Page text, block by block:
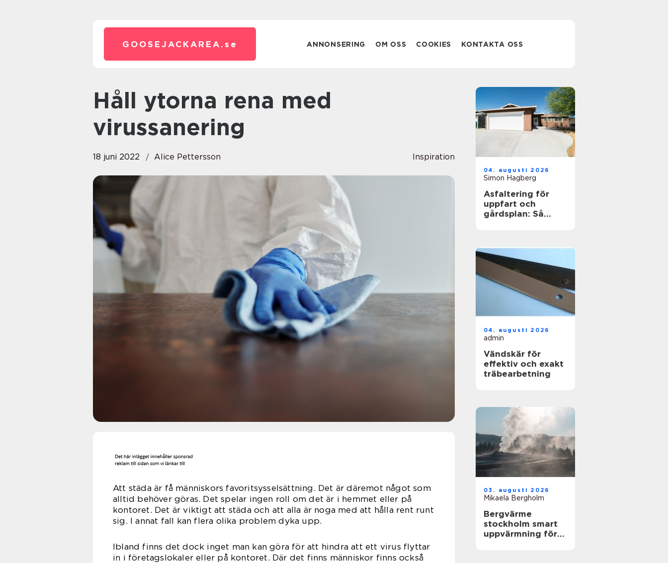
GOOSEJACKAREA. se ANNONSERING OM OSS COOKIES KONTAKTA OSS
Håll ytorna rena med
virussanering
18 juni 2022 Alice Pettersson Inspiration
Att städa är få människors favoritsysselsättning. Det är däremot något som
alltid behöver göras. Det spelar ingen roll om det är i hemmet eller på
kontoret. Det är viktigt att städa och att alla är noga med att hålla rent runt
sig. I annat fall kan flera olika problem dyka upp.
Ibland finns det dock inget man kan göra för att hindra att ett virus flyttar
in i företagslokaler eller på kontoret. Där det finns människor finns också
04. augusti 2026
Simon Hagberg
Asfaltering för
uppfart och
gårdsplan: Så
04. augusti 2026
admin
Vändskär för
effektiv och exakt
träbearbetning
03. augusti 2026
Mikaela Bergholm
Bergvärme
stockholm smart
uppvärmning för